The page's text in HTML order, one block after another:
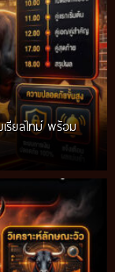
รียลไทม์ พร้อม